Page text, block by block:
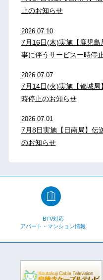
止のお知らせ
2026.07.10
7月16日(木)実施【鹿児島
事に伴うサービス一時停
2026.07.07
7月14日(火)実施【都城
時停止のお知らせ
2026.07.01
7月8日実施【日南局】伝
のお知らせ
BTV対応
アパート・マンション情報